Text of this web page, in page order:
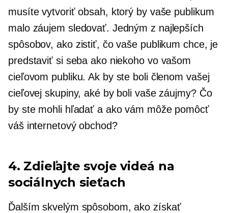
musíte vytvoriť obsah, ktorý by vaše publikum
malo záujem sledovať. Jedným z najlepších
spôsobov, ako zistiť, čo vaše publikum chce, je
predstaviť si seba ako niekoho vo vašom
cieľovom publiku. Ak by ste boli členom vašej
cieľovej skupiny, aké by boli vaše záujmy? Čo
by ste mohli hľadať a ako vám môže pomôcť
váš internetový obchod?
4. Zdieľajte svoje videá na
sociálnych sieťach
Ďalším skvelým spôsobom, ako získať